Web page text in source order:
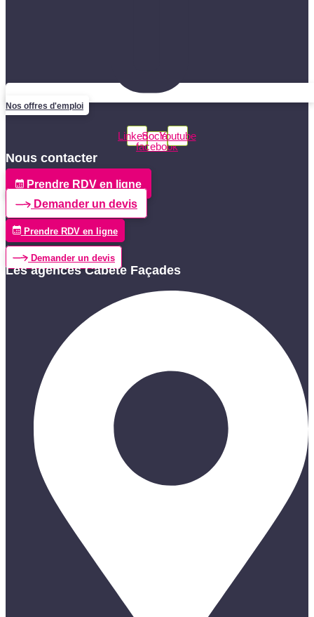
Nos offres d'emploi
LinkedinSocial-
facebook
Youtube
Nous contacter
Prendre RDV en ligne
Demander un devis
Prendre RDV en ligne
Demander un devis
Les agences Cabete Façades